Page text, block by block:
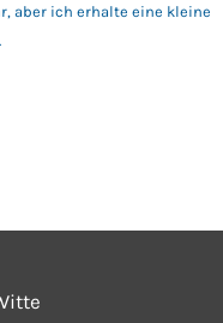
aber ich erhalte eine kleine